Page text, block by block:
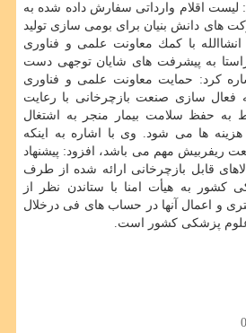
لیست اقلام وارداتی سفارش داده شده به
های دانش بنیان برای بومی سازی تولید
با كمك معاونت علمی و فناوری
به پیشرفت های شایان توجهی دست
كرد: حمایت معاونت علمی و فناوری
فعال سازی صنعت بازچرخانی با رعایت
به حفظ سلامت بیمار منجر به اشتغال
ها می شود. وی با اشاره به اینكه
ریفربیش مهم می باشد، افزود: پیشنهاد
قابل بازچرخانی ارائه شده از طرف
كشور به هیأت امنا با ستاندن نظر از
و اعمال آنها در حساب های فی درخلال
علوم پزشكی كشور است.